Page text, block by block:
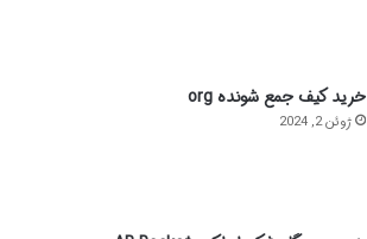
خرید کیف جمع شونده org
ژوئن 2, 2024